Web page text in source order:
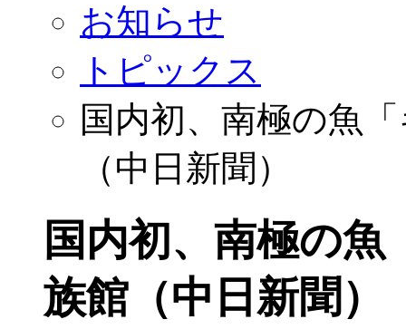
お知らせ
トピックス
国内初、南極の魚
（中日新聞）
国内初、南極の
族館（中日新聞）